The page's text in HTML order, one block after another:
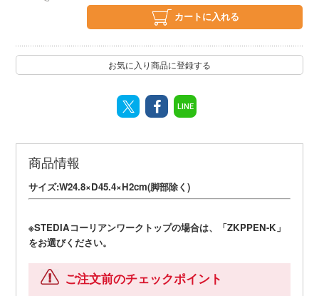
カートに入れる
お気に入り商品に登録する
LINE
商品情報
サイズ:W24.8×D45.4×H2cm(脚部除く)
※STEDIAコーリアンワークトップの場合は、
「ZKPPEN-K」
をお選びください。
ご注文前のチェックポイント